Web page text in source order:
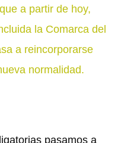
a partir de hoy,
la Comarca del
a reincorporarse
normalidad.
pasamos a